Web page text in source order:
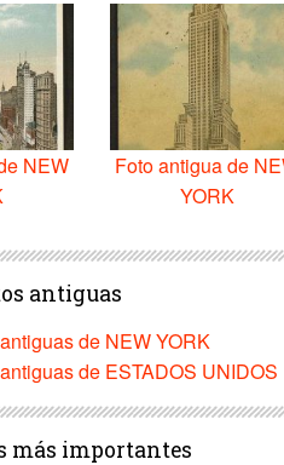
NEW
Foto antigua de
YORK
antiguas
de NEW YORK
de ESTADOS UNIDOS
más importantes